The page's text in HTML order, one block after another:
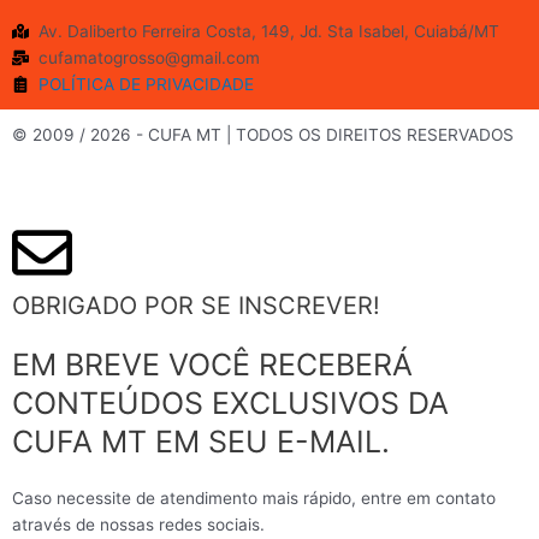
b
o
o
k
a
g
r
a
m
u
b
e
t
e
r
Av. Daliberto Ferreira Costa, 149, Jd. Sta Isabel, Cuiabá/MT
cufamatogrosso@gmail.com
POLÍTICA DE PRIVACIDADE
© 2009 / 2026 - CUFA MT | TODOS OS DIREITOS RESERVADOS
OBRIGADO POR SE INSCREVER!
EM BREVE VOCÊ RECEBERÁ
CONTEÚDOS EXCLUSIVOS DA
CUFA MT EM SEU E-MAIL.
Caso necessite de atendimento mais rápido, entre em contato
através de nossas redes sociais.